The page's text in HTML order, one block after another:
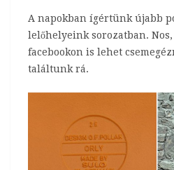
A napokban ígértünk újabb
lelőhelyeink sorozatban.
facebookon is lehet
találtunk rá.